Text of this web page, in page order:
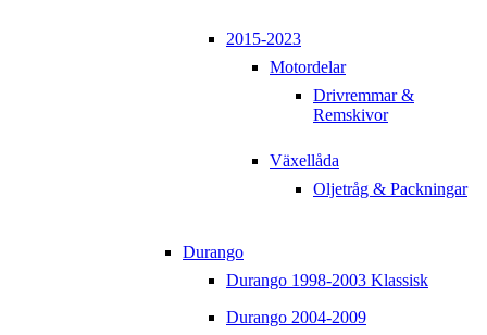
2015-2023
Motordelar
Drivremmar &
Remskivor
Växellåda
Oljetråg & Packningar
Durango
Durango 1998-2003 Klassisk
Durango 2004-2009